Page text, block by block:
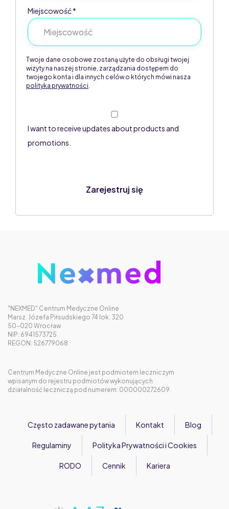
Miejscowość *
Twoje dane osobowe zostaną użyte do obsługi twojej
wizyty na naszej stronie, zarządzania dostępem do
twojego konta i dla innych celów o których mówi nasza
polityka prywatności
I want to receive updates about products and
promotions.
Zarejestruj się
"NEXMED" Centrum Medyczne Online
Marsz. Józefa Piłsudskiego 74 lok. 320
50-020 Wrocław
NIP: 6941573725
REGON: 526779068
Centrum Medyczne Online jest podmiotem leczniczym
wpisanym do rejestru podmiotów wykonujących
działalność leczniczą pod numerem: 000000272609.
Często zadawane pytania Kontakt Blog
Regulaminy Polityka Prywatności i Cookies
RODO Cennik Kariera